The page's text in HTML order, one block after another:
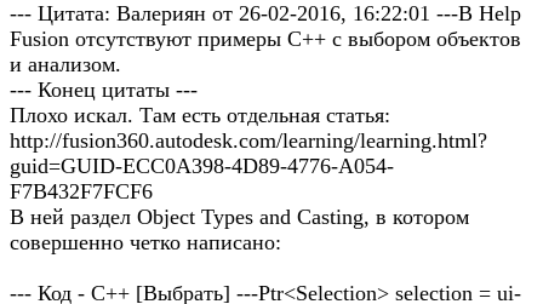
--- Цитата: Валериян от 26-02-2016, 16:22:01 ---В Help
Fusion отсутствуют примеры С++ с выбором объектов
и анализом.
--- Конец цитаты ---
Плохо искал. Там есть отдельная статья:
http://fusion360.autodesk.com/learning/learning.html?
guid=GUID-ECC0A398-4D89-4776-A054-
F7B432F7FCF6
В ней раздел Object Types and Casting, в котором
совершенно четко написано:
--- Код - C++ [Выбрать] ---Ptr<Selection> selection = ui-